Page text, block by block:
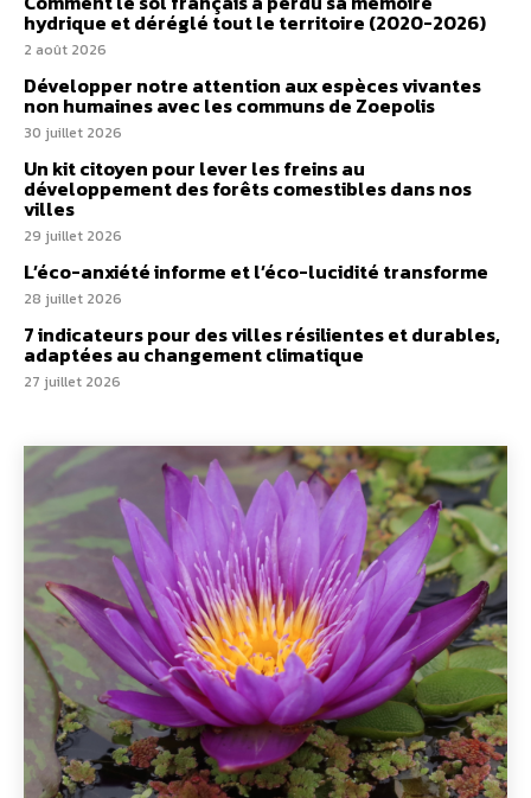
hydrique et déréglé tout le territoire (2020-2026)
2 août 2026
Développer notre attention aux espèces vivantes
non humaines avec les communs de Zoepolis
30 juillet 2026
Un kit citoyen pour lever les freins au
développement des forêts comestibles dans nos
villes
29 juillet 2026
L’éco-anxiété informe et l’éco-lucidité transforme
28 juillet 2026
7 indicateurs pour des villes résilientes et durables,
adaptées au changement climatique
27 juillet 2026